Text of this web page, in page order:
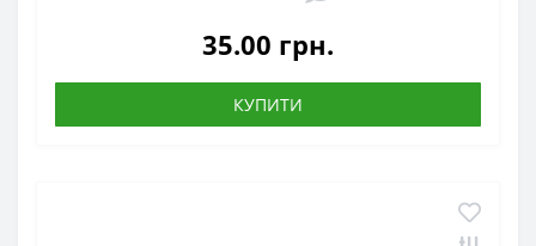
35.00 грн.
КУПИТИ